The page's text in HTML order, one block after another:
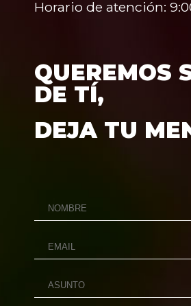
Horario de atención:
QUEREMOS
DE TÍ,
DEJA TU